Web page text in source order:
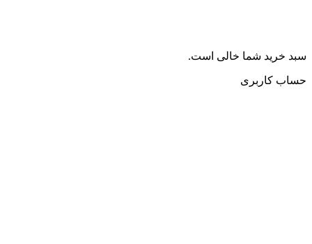
سبد خرید شما خالی است.
حساب کاربری